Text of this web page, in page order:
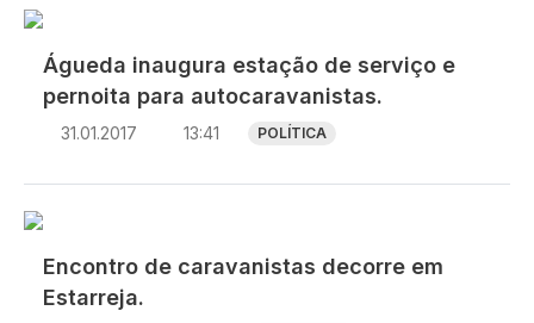
Águeda inaugura estação de serviço e
pernoita para autocaravanistas.
31.01.2017 13:41 POLÍTICA
Encontro de caravanistas decorre em
Estarreja.